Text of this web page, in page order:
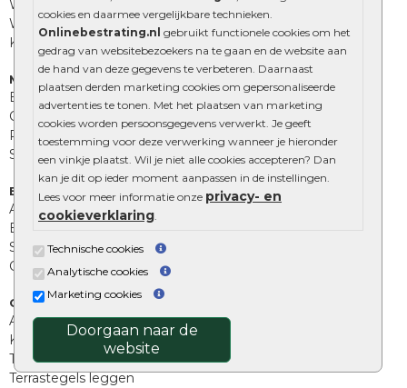
cookies en daarmee vergelijkbare technieken.
Onlinebestrating.nl gebruikt functionele cookies om het
gedrag van websitebezoekers na te gaan en de website aan
de hand van deze gegevens te verbeteren. Daarnaast
plaatsen derden marketing cookies om gepersonaliseerde
advertenties te tonen. Met het plaatsen van marketing
cookies worden persoonsgegevens verwerkt. Je geeft
toestemming voor deze verwerking wanneer je hieronder
een vinkje plaatst. Wil je niet alle cookies accepteren? Dan
kan je dit op ieder moment aanpassen in de instellingen.
Lees voor meer informatie onze privacy- en
cookieverklaring.
Technische cookies
Analytische cookies
Marketing cookies
Doorgaan naar de
website
Waalformaat
Wildverband bestrating
Kingstones
Muurelementen
Betonbielzen
Opsluitbanden
Palissades
Stapelblokken
Extra benodigdheden
Afwatering en diversen
Beplantings en betonelementen
Split, grind en zand
Oprit tegels
Overig
Aanbiedingen
Kunstgras
Tuintegels outlet
Terrastegels leggen